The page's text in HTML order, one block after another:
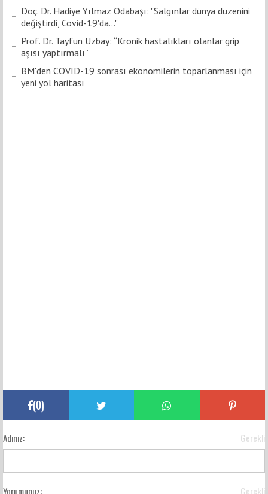
Doç. Dr. Hadiye Yılmaz Odabaşı: "Salgınlar dünya düzenini
değiştirdi, Covid-19'da..."
Prof. Dr. Tayfun Uzbay: “Kronik hastalıkları olanlar grip
aşısı yaptırmalı”
BM'den COVID-19 sonrası ekonomilerin toparlanması için
yeni yol haritası
(0)
Adınız: Gerekli
Yorumunuz: Gerekli